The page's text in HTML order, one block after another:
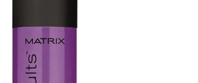
produktów może zostać usunięta z